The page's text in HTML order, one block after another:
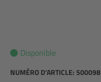
Disponible
NUMÉRO D’ARTICLE: 500098